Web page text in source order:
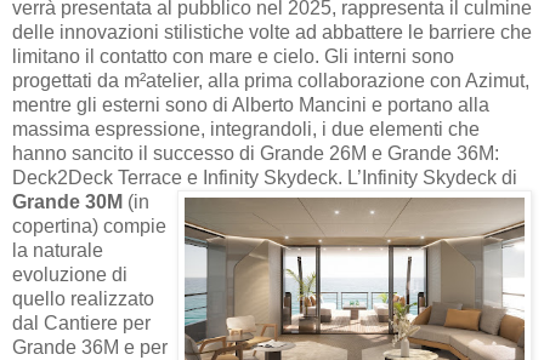
verrà presentata al pubblico nel 2025, rappresenta il culmine
delle innovazioni stilistiche volte ad abbattere le barriere che
limitano il contatto con mare e cielo. Gli interni sono
progettati da m²atelier, alla prima collaborazione con Azimut,
mentre gli esterni sono di Alberto Mancini e portano alla
massima espressione, integrandoli, i due elementi che
hanno sancito il successo di Grande 26M e Grande 36M:
Deck2Deck Terrace e Infinity Skydeck. L’Infinity Skydeck di
Grande 30M (in
copertina) compie
la naturale
evoluzione di
quello realizzato
dal Cantiere per
Grande 36M e per